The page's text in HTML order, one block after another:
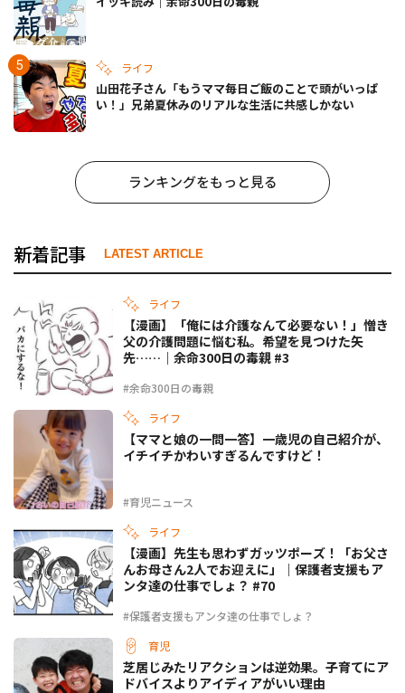
ライフ
山田花子さん「もうママ毎日ご飯のことで頭がいっぱ
い！」兄弟夏休みのリアルな生活に共感しかない
ランキングをもっと見る
新着記事 LATEST ARTICLE
ライフ
#余命300日の毒親
【漫画】「俺には介護なんて必要ない！」憎き
父の介護問題に悩む私。希望を見つけた矢
先……｜余命300日の毒親 #3
ライフ
#育児ニュース
【ママと娘の一問一答】一歳児の自己紹介が、
イチイチかわいすぎるんですけど！
ライフ
#保護者支援もアンタ達の仕事でしょ？
【漫画】先生も思わずガッツポーズ！「お父さ
んお母さん2人でお迎えに」｜保護者支援もア
ンタ達の仕事でしょ？ #70
育児
芝居じみたリアクションは逆効果。子育てにア
ドバイスよりアイディアがいい理由